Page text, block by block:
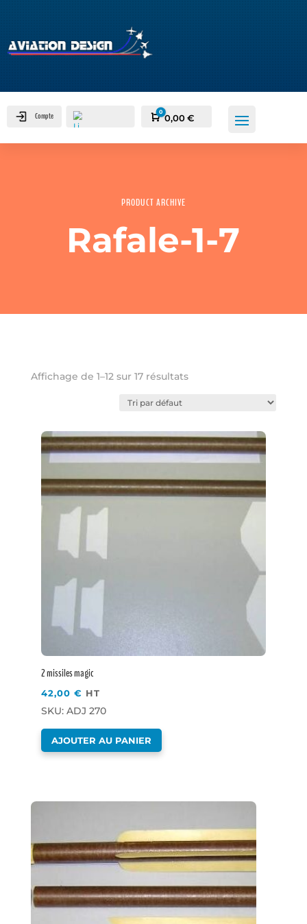
Compte
Favoris
Panier
0
0,00€
PRODUCT ARCHIVE
Rafale-1-7
Affichage de 1–12 sur 17 résultats
2 missiles magic
42,00 € HT
SKU: ADJ 270
AJOUTER AU PANIER